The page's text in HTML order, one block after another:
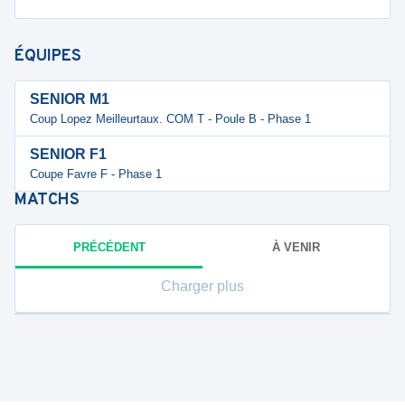
ÉQUIPES
SENIOR M1
Coup Lopez Meilleurtaux. COM T - Poule B - Phase 1
SENIOR F1
Coupe Favre F - Phase 1
MATCHS
PRÉCÉDENT À VENIR
Charger plus